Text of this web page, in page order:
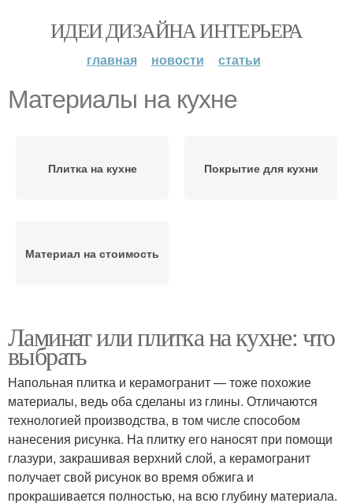
ИДЕИ ДИЗАЙНА ИНТЕРЬЕРА
главная новости статьи
Материалы на кухне
Плитка на кухне Покрытие для кухни
Материал на стоимость
Ламинат или плитка на кухне: что
выбрать
Напольная плитка и керамогранит — тоже похожие
материалы, ведь оба сделаны из глины. Отличаются
технологией производства, в том числе способом
нанесения рисунка. На плитку его наносят при помощи
глазури, закрашивая верхний слой, а керамогранит
получает свой рисунок во время обжига и
прокрашивается полностью, на всю глубину материала.